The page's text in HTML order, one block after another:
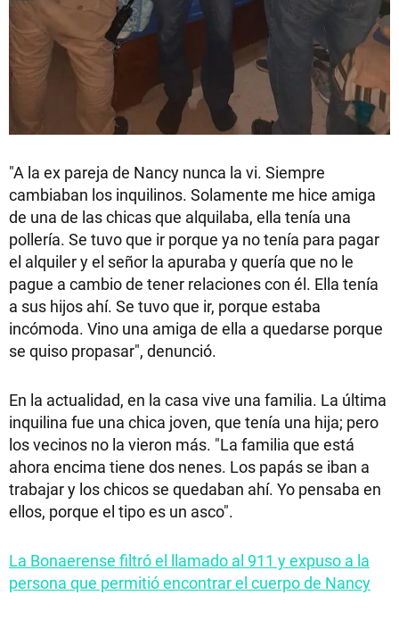
"A la ex pareja de Nancy nunca la vi. Siempre
cambiaban los inquilinos. Solamente me hice amiga
de una de las chicas que alquilaba, ella tenía una
pollería. Se tuvo que ir porque ya no tenía para pagar
el alquiler y el señor la apuraba y quería que no le
pague a cambio de tener relaciones con él. Ella tenía
a sus hijos ahí. Se tuvo que ir, porque estaba
incómoda. Vino una amiga de ella a quedarse porque
se quiso propasar", denunció.
En la actualidad, en la casa vive una familia. La última
inquilina fue una chica joven, que tenía una hija; pero
los vecinos no la vieron más. "La familia que está
ahora encima tiene dos nenes. Los papás se iban a
trabajar y los chicos se quedaban ahí. Yo pensaba en
ellos, porque el tipo es un asco".
La Bonaerense filtró el llamado al 911 y expuso a la
persona que permitió encontrar el cuerpo de Nancy